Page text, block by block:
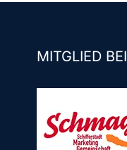
MITGLIED BEI